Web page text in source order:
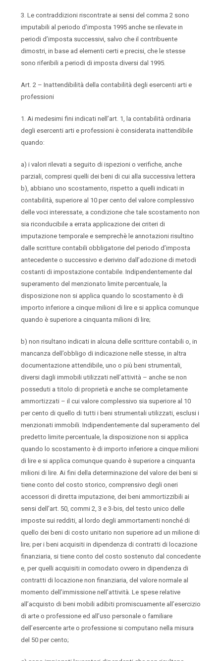
3. Le contraddizioni riscontrate ai sensi del comma 2 sono
imputabili al periodo d’imposta 1995 anche se rilevate in
periodi d’imposta successivi, salvo che il contribuente
dimostri, in base ad elementi certi e precisi, che le stesse
sono riferibili a periodi di imposta diversi dal 1995.
Art. 2 – Inattendibilità della contabilità degli esercenti arti e
professioni
1. Ai medesimi fini indicati nell’art. 1, la contabilità ordinaria
degli esercenti arti e professioni è considerata inattendibile
quando:
a) i valori rilevati a seguito di ispezioni o verifiche, anche
parziali, compresi quelli dei beni di cui alla successiva lettera
b), abbiano uno scostamento, rispetto a quelli indicati in
contabilità, superiore al 10 per cento del valore complessivo
delle voci interessate, a condizione che tale scostamento non
sia riconducibile a errata applicazione dei criteri di
imputazione temporale e semprechè le annotazioni risultino
dalle scritture contabili obbligatorie del periodo d’imposta
antecedente o successivo e derivino dall’adozione di metodi
costanti di impostazione contabile. Indipendentemente dal
superamento del menzionato limite percentuale, la
disposizione non si applica quando lo scostamento è di
importo inferiore a cinque milioni di lire e si applica comunque
quando è superiore a cinquanta milioni di lire;
b) non risultano indicati in alcuna delle scritture contabili o, in
mancanza dell’obbligo di indicazione nelle stesse, in altra
documentazione attendibile, uno o più beni strumentali,
diversi dagli immobili utilizzati nell’attività – anche se non
posseduti a titolo di proprietà e anche se completamente
ammortizzati – il cui valore complessivo sia superiore al 10
per cento di quello di tutti i beni strumentali utilizzati, esclusi i
menzionati immobili. Indipendentemente dal superamento del
predetto limite percentuale, la disposizione non si applica
quando lo scostamento è di importo inferiore a cinque milioni
di lire e si applica comunque quando è superiore a cinquanta
milioni di lire. Ai fini della determinazione del valore dei beni si
tiene conto del costo storico, comprensivo degli oneri
accessori di diretta imputazione, dei beni ammortizzibili ai
sensi dell’art. 50, commi 2, 3 e 3-bis, del testo unico delle
imposte sui redditi, al lordo degli ammortamenti nonché di
quello dei beni di costo unitario non superiore ad un milione di
lire; per i beni acquisiti in dipendenza di contratti di locazione
finanziaria, si tiene conto del costo sostenuto dal concedente
e, per quelli acquisiti in comodato ovvero in dipendenza di
contratti di locazione non finanziaria, del valore normale al
momento dell’immissione nell’attività. Le spese relative
all’acquisto di beni mobili adibiti promiscuamente all’esercizio
di arte o professione ed all’uso personale o familiare
dell’esercente arte o professione si computano nella misura
del 50 per cento;